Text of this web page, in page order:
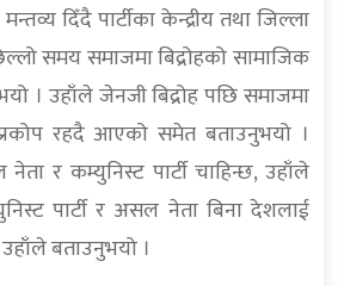
दिँदै पार्टीका केन्द्रीय तथा जिल्ला
समय समाजमा बिद्रोहको सामाजिक
। उहाँले जेनजी बिद्रोह पछि समाजमा
प्रकोप रहदै आएको समेत बताउनुभयो ।
र कम्युनिस्ट पार्टी चाहिन्छ, उहाँले
पार्टी र असल नेता बिना देशलाई
बताउनुभयो ।